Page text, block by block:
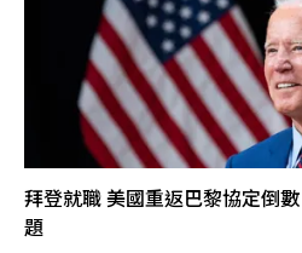
拜登就職 美國重返巴黎協定倒
題